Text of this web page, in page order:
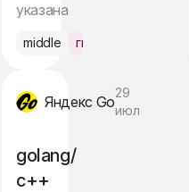
указана
middle гибрид Москва
Яндекс Go
29
июл
golang/
с++